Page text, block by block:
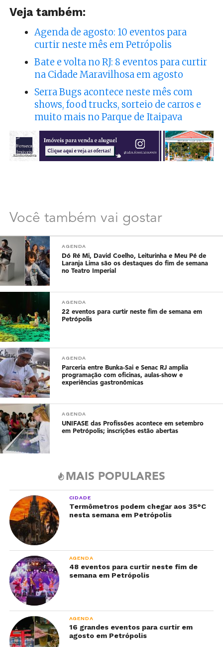
Veja também:
Agenda de agosto: 10 eventos para
curtir neste mês em Petrópolis
Bate e volta no RJ: 8 eventos para curtir
na Cidade Maravilhosa em agosto
Serra Bugs acontece neste mês com
shows, food trucks, sorteio de carros e
muito mais no Parque de Itaipava
Você também vai gostar
AGENDA
Dó Ré Mi, David Coelho, Leiturinha e Meu Pé de
Laranja Lima são os destaques do fim de semana
no Teatro Imperial
AGENDA
22 eventos para curtir neste fim de semana em
Petrópolis
AGENDA
Parceria entre Bunka-Sai e Senac RJ amplia
programação com oficinas, aulas-show e
experiências gastronômicas
AGENDA
UNIFASE das Profissões acontece em setembro
em Petrópolis; inscrições estão abertas
MAIS POPULARES
CIDADE
Termômetros podem chegar aos 35°C
nesta semana em Petrópolis
AGENDA
48 eventos para curtir neste fim de
semana em Petrópolis
AGENDA
16 grandes eventos para curtir em
agosto em Petrópolis